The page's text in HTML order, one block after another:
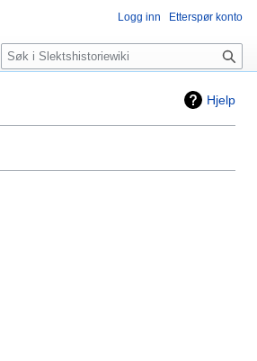
Hjelp
Logg inn Etterspør konto
Søk